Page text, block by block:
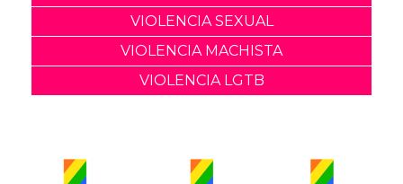
VIOLENCIA SEXUAL
VIOLENCIA MACHISTA
VIOLENCIA LGTB